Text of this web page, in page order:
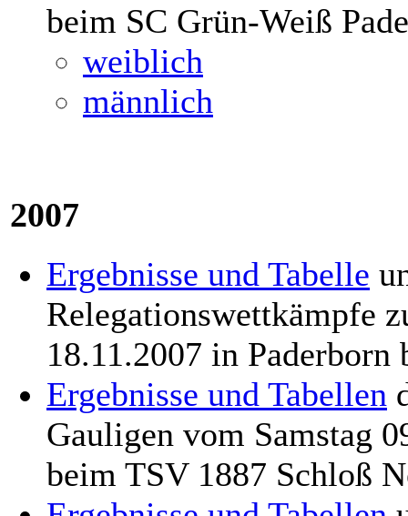
beim SC Grün-Weiß
weiblich
männlich
2007
Ergebnisse und Tabelle
Relegationswettkämpfe
18.11.2007 in
Ergebnisse und Tabellen
Gauligen vom Samstag
beim TSV 1887 Schloß